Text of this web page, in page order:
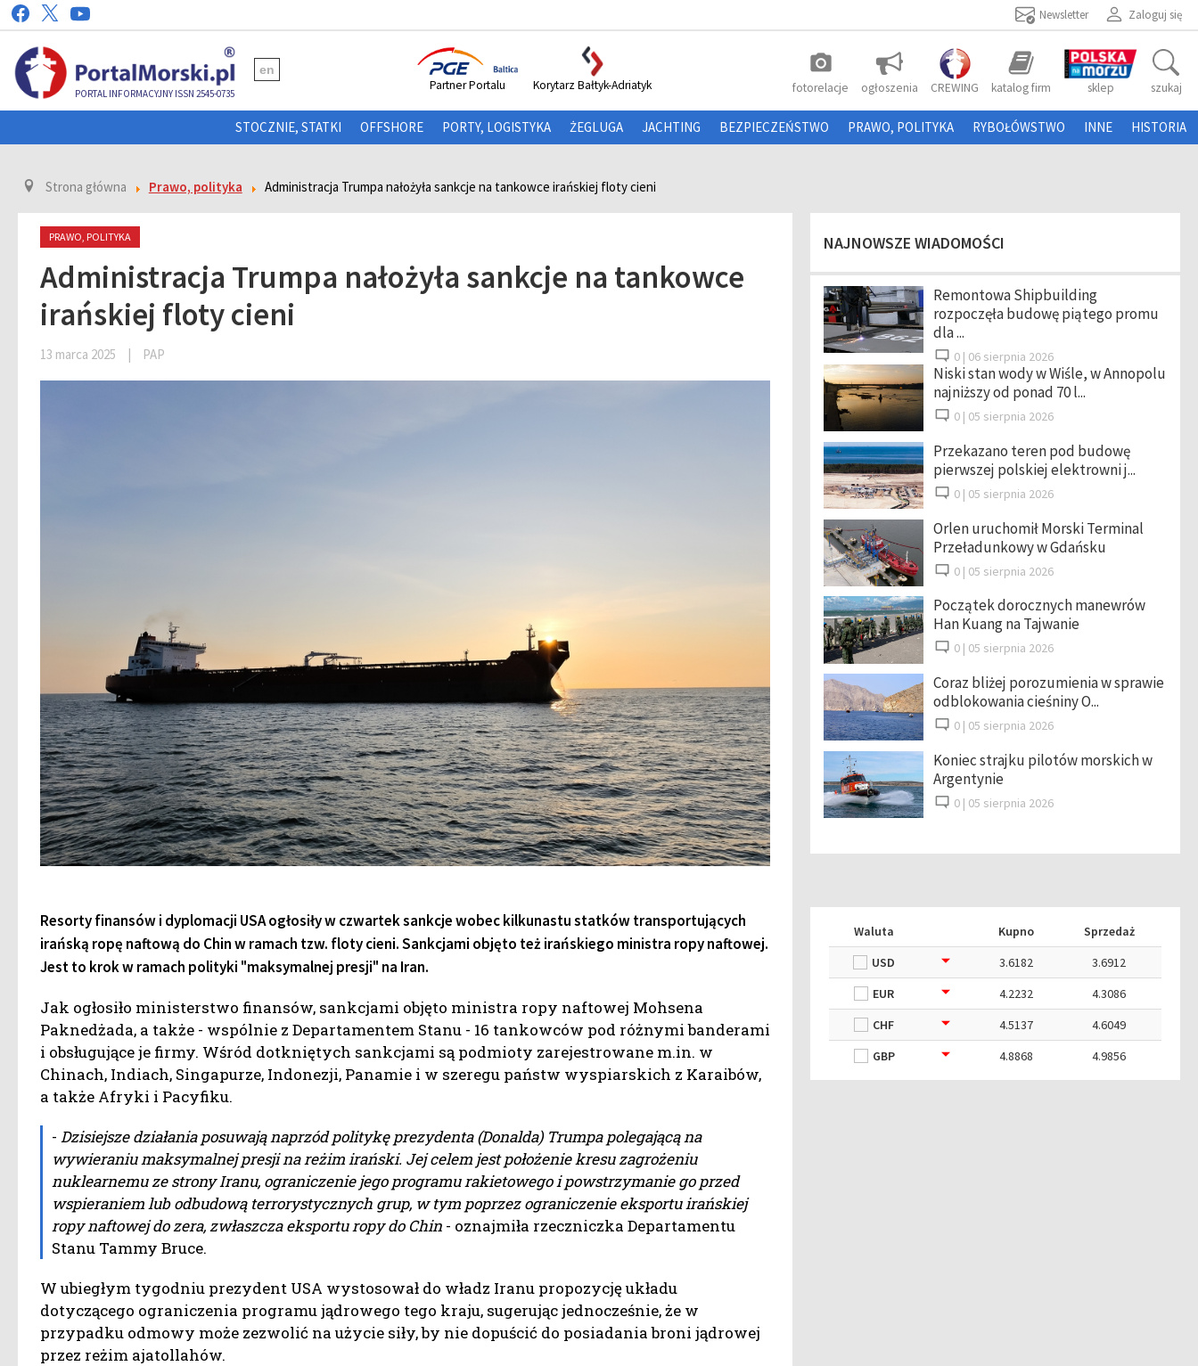
Zaloguj się
Newsletter
PORTAL INFORMACYJNY ISSN 2545-0735
en photo_camera
fotorelacje ogłoszenia CREWING katalog firm sklep szukaj
Partner Portalu Korytarz Bałtyk-Adriatyk
STOCZNIE, STATKI OFFSHORE PORTY, LOGISTYKA ŻEGLUGA JACHTING BEZPIECZEŃSTWO PRAWO, POLITYKA RYBOŁÓWSTWO INNE HISTORIA
Strona główna Prawo, polityka Administracja Trumpa nałożyła sankcje na tankowce irańskiej floty cieni
PRAWO, POLITYKA
Administracja Trumpa nałożyła sankcje na tankowce
irańskiej floty cieni
13 marca 2025 | PAP
Resorty finansów i dyplomacji USA ogłosiły w czwartek sankcje wobec kilkunastu statków transportujących
irańską ropę naftową do Chin w ramach tzw. floty cieni. Sankcjami objęto też irańskiego ministra ropy naftowej.
Jest to krok w ramach polityki "maksymalnej presji" na Iran.
Jak ogłosiło ministerstwo finansów, sankcjami objęto ministra ropy naftowej Mohsena
Paknedżada, a także - wspólnie z Departamentem Stanu - 16 tankowców pod różnymi banderami
i obsługujące je firmy. Wśród dotkniętych sankcjami są podmioty zarejestrowane m.in. w
Chinach, Indiach, Singapurze, Indonezji, Panamie i w szeregu państw wyspiarskich z Karaibów,
a także Afryki i Pacyfiku.
- Dzisiejsze działania posuwają naprzód politykę prezydenta (Donalda) Trumpa polegającą na
wywieraniu maksymalnej presji na reżim irański. Jej celem jest położenie kresu zagrożeniu
nuklearnemu ze strony Iranu, ograniczenie jego programu rakietowego i powstrzymanie go przed
wspieraniem lub odbudową terrorystycznych grup, w tym poprzez ograniczenie eksportu irańskiej
ropy naftowej do zera, zwłaszcza eksportu ropy do Chin - oznajmiła rzeczniczka Departamentu
Stanu Tammy Bruce.
W ubiegłym tygodniu prezydent USA wystosował do władz Iranu propozycję układu
dotyczącego ograniczenia programu jądrowego tego kraju, sugerując jednocześnie, że w
przypadku odmowy może zezwolić na użycie siły, by nie dopuścić do posiadania broni jądrowej
przez reżim ajatollahów.
NAJNOWSZE WIADOMOŚCI
Remontowa Shipbuilding
rozpoczęła budowę piątego promu
dla ...
0 | 06 sierpnia 2026
Niski stan wody w Wiśle, w Annopolu
najniższy od ponad 70 l...
0 | 05 sierpnia 2026
Przekazano teren pod budowę
pierwszej polskiej elektrowni j...
0 | 05 sierpnia 2026
Orlen uruchomił Morski Terminal
Przeładunkowy w Gdańsku
0 | 05 sierpnia 2026
Początek dorocznych manewrów
Han Kuang na Tajwanie
0 | 05 sierpnia 2026
Coraz bliżej porozumienia w sprawie
odblokowania cieśniny O...
0 | 05 sierpnia 2026
Koniec strajku pilotów morskich w
Argentynie
0 | 05 sierpnia 2026
Waluta Kupno
Sprzedaż
USD
3.6182
3.6912
EUR
4.2232
4.3086
CHF
4.5137
4.6049
GBP
4.8868 4.9856